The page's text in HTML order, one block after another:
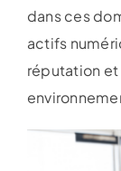
dans ces
actifs
réputation et